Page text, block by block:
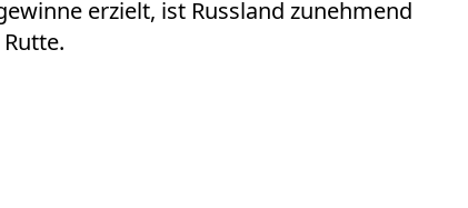
erzielt, ist Russland zunehmend